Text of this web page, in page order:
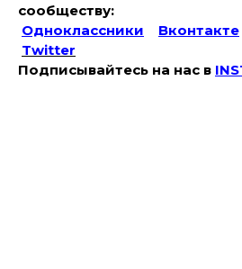
сообществу:
Одноклассники
Вконтакте
Twitter
Подписывайтесь на наc в